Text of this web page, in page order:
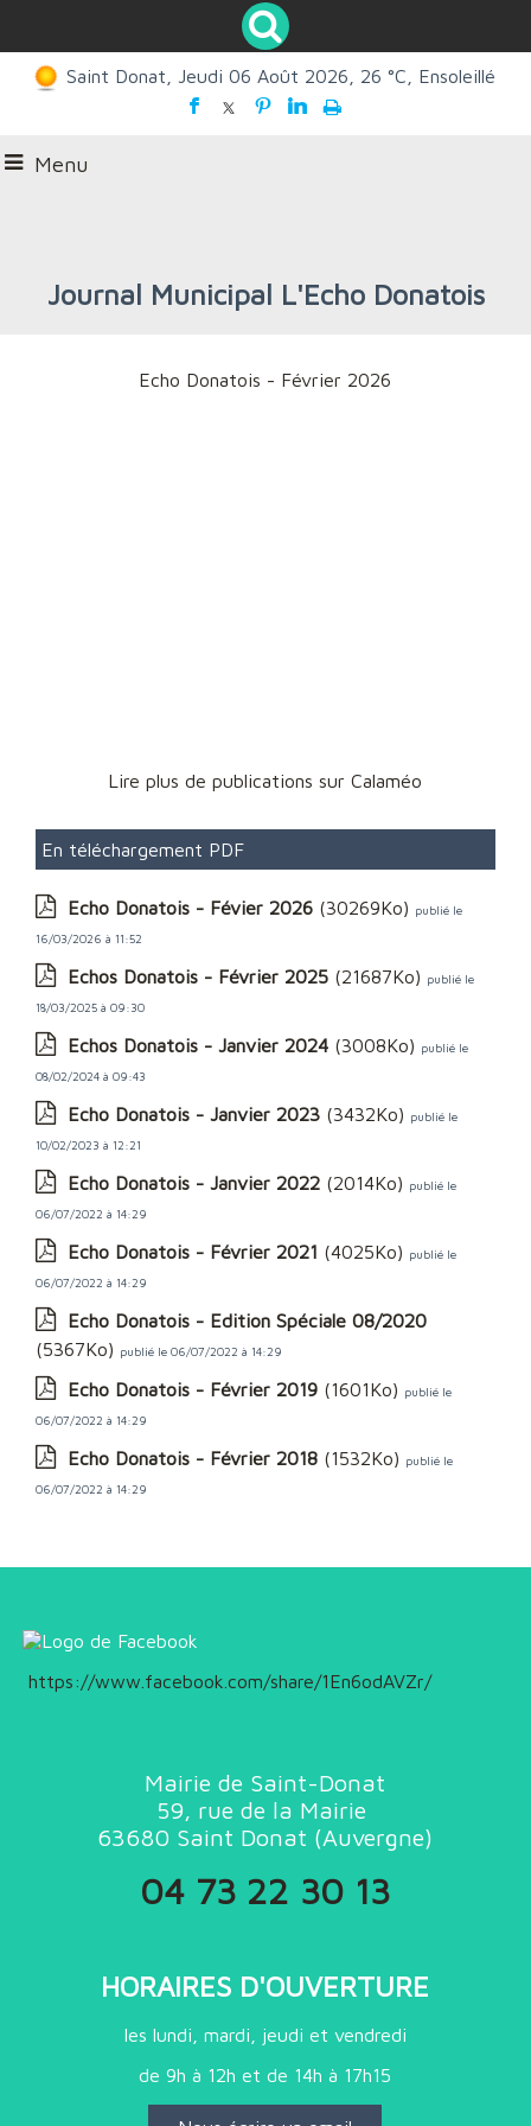
Saint Donat, Jeudi 06 Août 2026, 26 °C, Ensoleillé
Menu
Journal Municipal L'Echo Donatois
Echo Donatois - Février 2026
Lire plus de publications sur Calaméo
En téléchargement PDF
Echo Donatois - Févier 2026 (30269Ko) publié le
16/03/2026 à 11:52
Echos Donatois - Février 2025 (21687Ko) publié le
18/03/2025 à 09:30
Echos Donatois - Janvier 2024 (3008Ko) publié le
08/02/2024 à 09:43
Echo Donatois - Janvier 2023 (3432Ko) publié le
10/02/2023 à 12:21
Echo Donatois - Janvier 2022 (2014Ko) publié le
06/07/2022 à 14:29
Echo Donatois - Février 2021 (4025Ko) publié le
06/07/2022 à 14:29
Echo Donatois - Edition Spéciale 08/2020
(5367Ko) publié le 06/07/2022 à 14:29
Echo Donatois - Février 2019 (1601Ko) publié le
06/07/2022 à 14:29
Echo Donatois - Février 2018 (1532Ko) publié le
06/07/2022 à 14:29
https://www.facebook.com/share/1En6odAVZr/
Mairie de Saint-Donat
59, rue de la Mairie
63680 Saint Donat (Auvergne)
04 73 22 30 13
HORAIRES D'OUVERTURE
les lundi, mardi, jeudi et vendredi
de 9h à 12h et de 14h à 17h15